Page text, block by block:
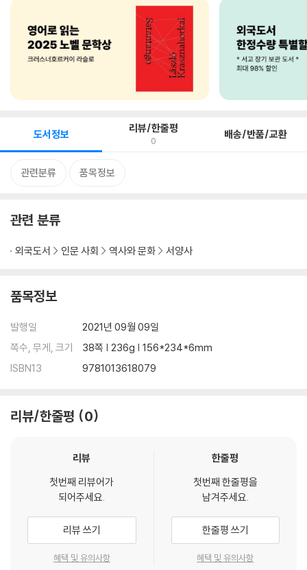
도서정보 리뷰/한줄평
0 배송/반품/교환
관련분류 품목정보
관련 분류
외국도서 인문 사회 역사와 문화 서양사
품목정보
발행일
2021년 09월 09일
쪽수, 무게, 크기
38쪽 | 236g | 156*234*6mm
ISBN13
9781013618079
리뷰/한줄평 0
리뷰
첫번째 리뷰어가
되어주세요.
리뷰 쓰기
혜택 및 유의사항
한줄평
첫번째 한줄평을
남겨주세요.
한줄평 쓰기
혜택 및 유의사항